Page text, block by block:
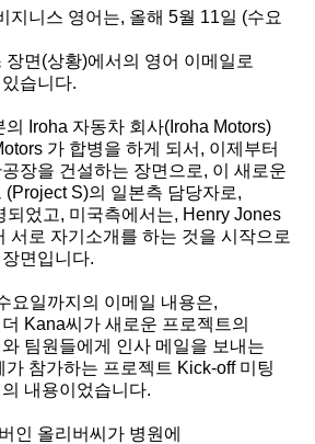
지니스 영어는, 올해 5월 11일 (수요
면(상황)에서의 영어 이메일로
습니다.
Iroha 자동차 회사(Iroha Motors)
가 합병을 하게 되서, 이제부터
장을 건설하는 장면으로, 이 새로운
S)의 일본측 담당자로,
되었고, 미국측에서는, Henry Jones
서로 자기소개를 하는 것을 시작으로
면입니다.
요일까지의 이메일 내용은,
Kana씨가 새로운 프로젝트의
팀원들에게 인사 메일을 보내는
가 참가하는 프로젝트 Kick-off 미팅
내용이었습니다.
인 올리버씨가 병원에